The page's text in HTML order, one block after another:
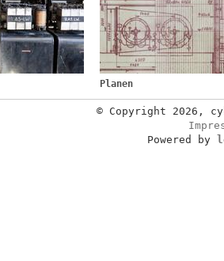
Planen
© Copyright 2026,
Powered by